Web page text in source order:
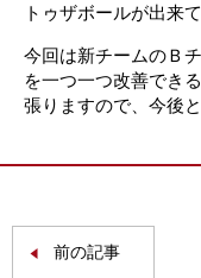
トゥザボールが出来
今回は新チームのＢ
を一つ一つ改善でき
張りますので、今後
前の記事